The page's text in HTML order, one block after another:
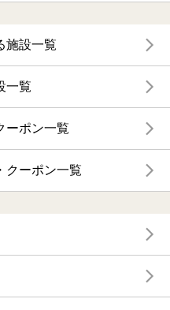
施設一覧
一覧
ーポン一覧
クーポン一覧